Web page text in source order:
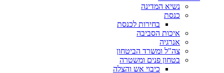
נשיא המדינה
כנסת
בחירות לכנסת
איכות הסביבה
אנרגיה
צה"ל ומשרד הביטחון
בטחון פנים ומשטרה
כיבוי אש והצלה